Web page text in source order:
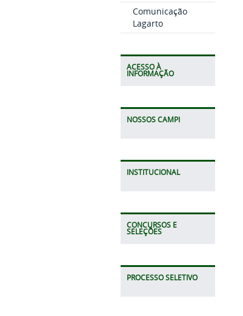
Comunicação
Lagarto
ACESSO À
INFORMAÇÃO
NOSSOS CAMPI
INSTITUCIONAL
CONCURSOS E
SELEÇÕES
PROCESSO SELETIVO